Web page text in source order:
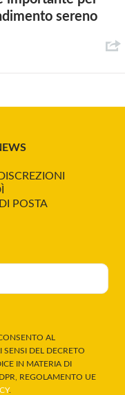
sereno
POSTA
AL
DEL DECRETO
IN MATERIA DI
REGOLAMENTO UE
.